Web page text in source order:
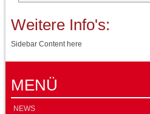
Weitere Info's:
Sidebar Content here
MENÜ
NEWS